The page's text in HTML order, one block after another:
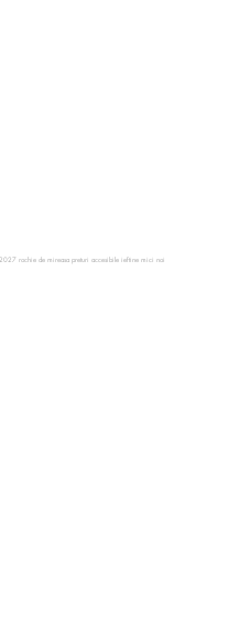
rochie de mireasa preturi accesibile ieftine mici noi